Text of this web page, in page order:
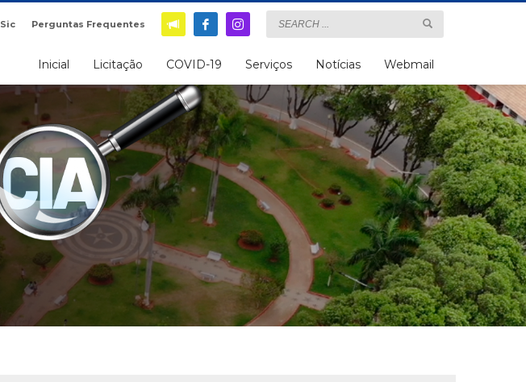
Perguntas Frequentes
Inicial Licitação COVID-19 Serviços Notícias Webmail